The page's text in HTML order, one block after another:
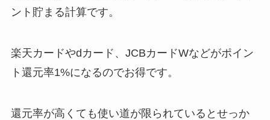
ント貯まる計算です。
楽天カードやdカード、JCBカードWなどがポイン
ト還元率1%になるのでお得です。
還元率が高くても使い道が限られているとせっか